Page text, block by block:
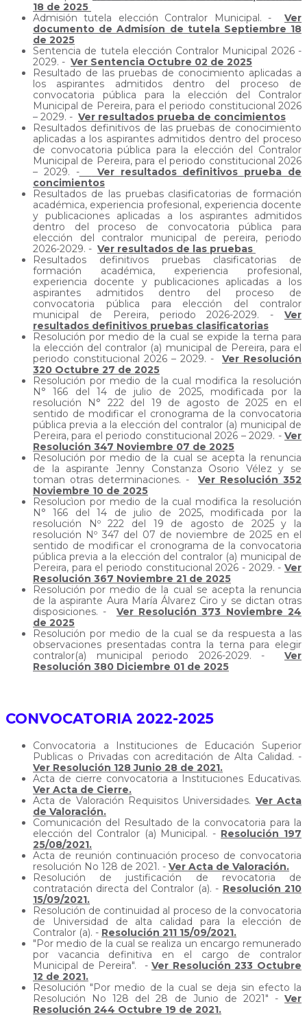
18 de 2025
Admisión tutela elección Contralor Municipal. -
Ver
documento de Admisíon de tutela Septiembre 18
de 2025
Sentencia de tutela elección Contralor Municipal 2026 -
2029. - Ver Sentencia Octubre 02 de 2025
Resultado de las pruebas de conocimiento aplicadas a
los aspirantes admitidos dentro del proceso de
convocatoria pública para la elección del Contralor
Municipal de Pereira, para el periodo constitucional 2026
– 2029. - Ver resultados prueba de concimientos
Resultados definitivos de las pruebas de conocimiento
aplicadas a los aspirantes admitidos dentro del proceso
de convocatoria pública para la elección del Contralor
Municipal de Pereira, para el periodo constitucional 2026
– 2029. -
Ver resultados definitivos prueba de
concimientos
Resultados de las pruebas clasificatorias de formación
académica, experiencia profesional, experiencia docente
y publicaciones aplicadas a los aspirantes admitidos
dentro del proceso de convocatoria pública para
elección del contralor municipal de pereira, periodo
2026-2029. - Ver resultados de las pruebas
Resultados definitivos pruebas clasificatorias de
formación académica, experiencia profesional,
experiencia docente y publicaciones aplicadas a los
aspirantes admitidos dentro del proceso de
convocatoria pública para elección del contralor
municipal de Pereira, periodo 2026-2029. - Ver
resultados definitivos pruebas clasificatorias
Resolución por medio de la cual se expide la terna para
la elección del contralor (a) municipal de Pereira, para el
periodo constitucional 2026 – 2029. -
Ver Resolución
320 Octubre 27 de 2025
Resolución por medio de la cual modifica la resolución
N° 166 del 14 de julio de 2025, modificada por la
resolución N° 222 del 19 de agosto de 2025 en el
sentido de modificar el cronograma de la convocatoria
pública previa a la elección del contralor (a) municipal de
Pereira, para el periodo constitucional 2026 – 2029. - Ver
Resolución 347 Noviembre 07 de 2025
Resolución por medio de la cual se acepta la renuncia
de la aspirante Jenny Constanza Osorio Vélez y se
toman otras determinaciones. -
Ver Resolución 352
Noviembre 10 de 2025
Resolucìon por medio de la cual modifica la resolución
N° 166 del 14 de julio de 2025, modificada por la
resolución Nº 222 del 19 de agosto de 2025 y la
resolución Nº 347 del 07 de noviembre de 2025 en el
sentido de modificar el cronograma de la convocatoria
pública previa a la elección del contralor (a) municipal de
Pereira, para el periodo constitucional 2026 - 2029. - Ver
Resolución 367 Noviembre 21 de 2025
Resolución por medio de la cual se acepta la renuncia
de la aspirante Aura María Álvarez Ciro y se dictan otras
disposiciones. -
Ver Resolución 373 Noviembre 24
de 2025
Resolución por medio de la cual se da respuesta a las
observaciones presentadas contra la terna para elegir
contralor(a) municipal periodo 2026-2029. -
Ver
Resolución 380 Diciembre 01 de 2025
CONVOCATORIA 2022-2025
Convocatoria a Instituciones de Educación Superior
Publicas o Privadas con acreditación de Alta Calidad. -
Ver Resolución 128 Junio 28 de 2021.
Acta de cierre convocatoria a Instituciones Educativas.
Ver Acta de Cierre.
Acta de Valoración Requisitos Universidades. Ver Acta
de Valoración.
Comunicación del Resultado de la convocatoria para la
elección del Contralor (a) Municipal. - Resolución 197
25/08/2021.
Acta de reunión continuación proceso de convocatoria
resolución No 128 de 2021. - Ver Acta de Valoración.
Resolución de justificación de revocatoria de
contratación directa del Contralor (a). - Resolución 210
15/09/2021.
Resolución de continuidad al proceso de la convocatoria
de Universidad de alta calidad para la elección de
Contralor (a). - Resolución 211 15/09/2021.
"Por medio de la cual se realiza un encargo remunerado
por vacancia definitiva en el cargo de contralor
Municipal de Pereira". -Ver Resolución 233 Octubre
12 de 2021.
Resolución "Por medio de la cual se deja sin efecto la
Resolución No 128 del 28 de Junio de 2021" - Ver
Resolución 244 Octubre 19 de 2021.